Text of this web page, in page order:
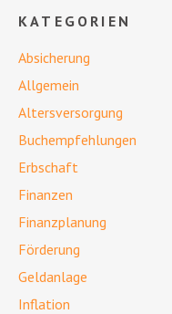
KATEGORIEN
Absicherung
Allgemein
Altersversorgung
Buchempfehlungen
Erbschaft
Finanzen
Finanzplanung
Förderung
Geldanlage
Inflation